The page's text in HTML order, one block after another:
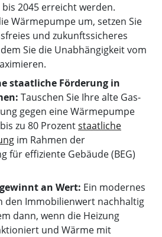
2045 erreicht werden.
Wärmepumpe um, setzen Sie
und zukunftssicheres
Sie die Unabhängigkeit vom
staatliche Förderung in
Tauschen Sie Ihre alte Gas-
gegen eine Wärmepumpe
zu 80 Prozentstaatliche
im Rahmen der
für effiziente Gebäude (BEG)
an Wert: Ein modernes
den Immobilienwert nachhaltig
dann, wenn die Heizung
und Wärme mit